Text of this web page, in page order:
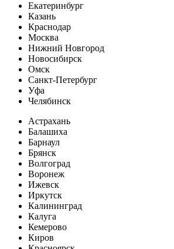
Екатеринбург
Казань
Краснодар
Москва
Нижний Новгород
Новосибирск
Омск
Санкт-Петербург
Уфа
Челябинск
Астрахань
Балашиха
Барнаул
Брянск
Волгоград
Воронеж
Ижевск
Иркутск
Калининград
Калуга
Кемерово
Киров